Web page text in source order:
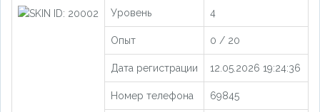
Уровень 4
Опыт 0 / 20
Дата регистрации 12.05.2026 19:24:36
Номер телефона 69845